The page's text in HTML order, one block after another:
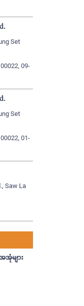
Set
09-
Set
01-
Saw La
များ